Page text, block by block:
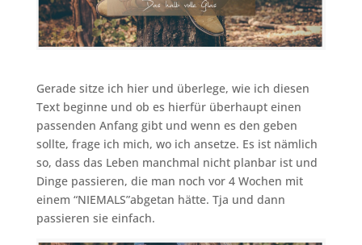
Gerade sitze ich hier und überlege, wie ich diesen
Text beginne und ob es hierfür überhaupt einen
passenden Anfang gibt und wenn es den geben
sollte, frage ich mich, wo ich ansetze. Es ist nämlich
so, dass das Leben manchmal nicht planbar ist und
Dinge passieren, die man noch vor 4 Wochen mit
einem “NIEMALS”abgetan hätte. Tja und dann
passieren sie einfach.